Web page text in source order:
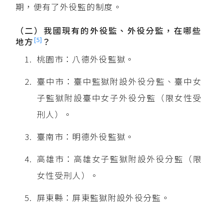
期，便有了外役監的制度。
（二）我國現有的外役監、外役分監，在哪些
地方 [5] ？
桃園市：八德外役監獄。
臺中市：臺中監獄附設外役分監、臺中女
子監獄附設臺中女子外役分監（限女性受
刑人）。
臺南市：明德外役監獄。
高雄市：高雄女子監獄附設外役分監（限
女性受刑人）。
屏東縣：屏東監獄附設外役分監。